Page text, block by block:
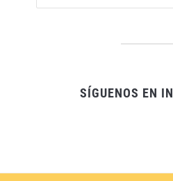
SÍGUENOS EN